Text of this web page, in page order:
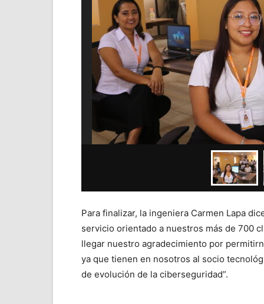
Para finalizar, la ingeniera Carmen Lapa
servicio orientado a nuestros más de 700
llegar nuestro agradecimiento por
ya que tienen en nosotros al socio
de evolución de la ciberseguridad”.